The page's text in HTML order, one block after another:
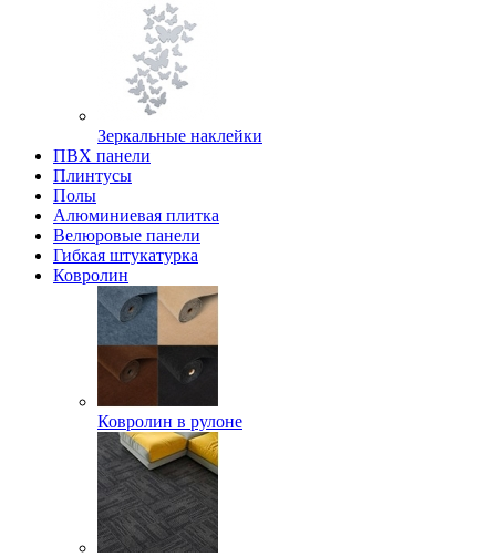
Зеркальные наклейки
ПВХ панели
Плинтусы
Полы
Алюминиевая плитка
Велюровые панели
Гибкая штукатурка
Ковролин
Ковролин в рулоне